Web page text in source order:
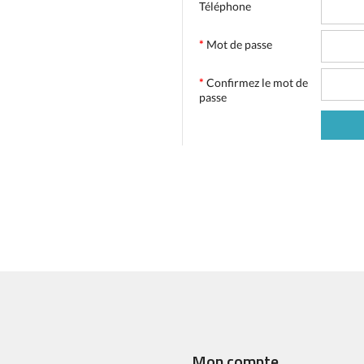
Téléphone
* Mot de passe
* Confirmez le mot de
passe